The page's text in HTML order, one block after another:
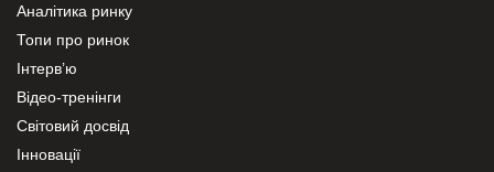
Аналітика ринку
Топи про ринок
Інтерв’ю
Відео-тренінги
Світовий досвід
Інновації